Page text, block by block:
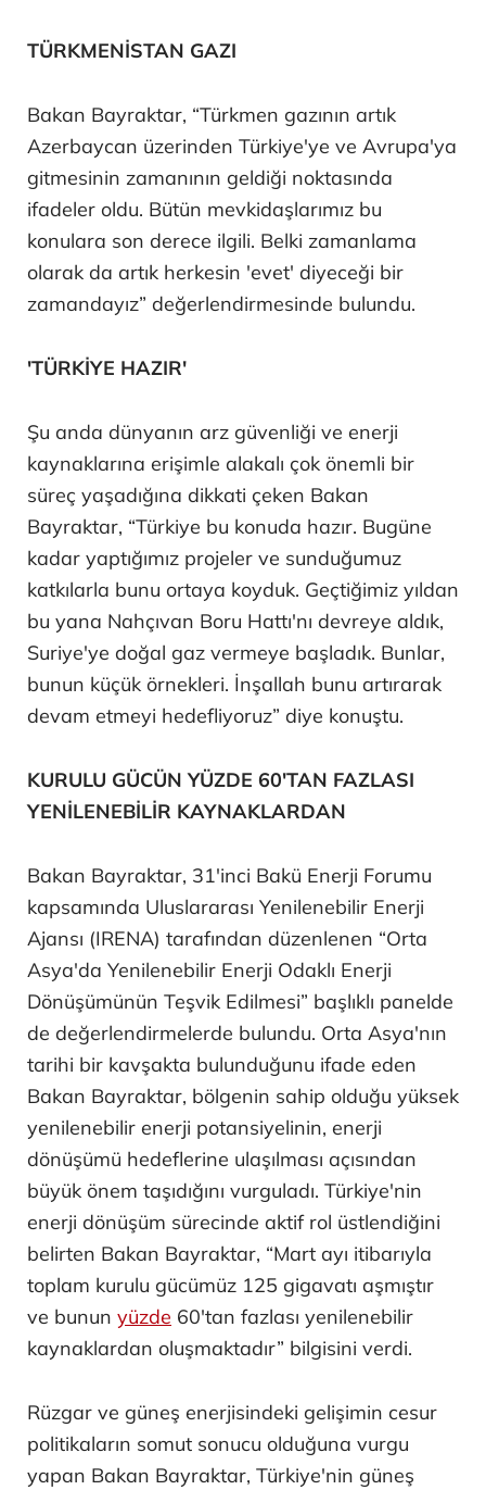
TÜRKMENİSTAN GAZI
Bakan Bayraktar, “Türkmen gazının artık
Azerbaycan üzerinden Türkiye'ye ve Avrupa'ya
gitmesinin zamanının geldiği noktasında
ifadeler oldu. Bütün mevkidaşlarımız bu
konulara son derece ilgili. Belki zamanlama
olarak da artık herkesin 'evet' diyeceği bir
zamandayız” değerlendirmesinde bulundu.
'TÜRKİYE HAZIR'
Şu anda dünyanın arz güvenliği ve enerji
kaynaklarına erişimle alakalı çok önemli bir
süreç yaşadığına dikkati çeken Bakan
Bayraktar, “Türkiye bu konuda hazır. Bugüne
kadar yaptığımız projeler ve sunduğumuz
katkılarla bunu ortaya koyduk. Geçtiğimiz yıldan
bu yana Nahçıvan Boru Hattı'nı devreye aldık,
Suriye'ye doğal gaz vermeye başladık. Bunlar,
bunun küçük örnekleri. İnşallah bunu artırarak
devam etmeyi hedefliyoruz” diye konuştu.
KURULU GÜCÜN YÜZDE 60'TAN FAZLASI
YENİLENEBİLİR KAYNAKLARDAN
Bakan Bayraktar, 31'inci Bakü Enerji Forumu
kapsamında Uluslararası Yenilenebilir Enerji
Ajansı (IRENA) tarafından düzenlenen “Orta
Asya'da Yenilenebilir Enerji Odaklı Enerji
Dönüşümünün Teşvik Edilmesi” başlıklı panelde
de değerlendirmelerde bulundu. Orta Asya'nın
tarihi bir kavşakta bulunduğunu ifade eden
Bakan Bayraktar, bölgenin sahip olduğu yüksek
yenilenebilir enerji potansiyelinin, enerji
dönüşümü hedeflerine ulaşılması açısından
büyük önem taşıdığını vurguladı. Türkiye'nin
enerji dönüşüm sürecinde aktif rol üstlendiğini
belirten Bakan Bayraktar, “Mart ayı itibarıyla
toplam kurulu gücümüz 125 gigavatı aşmıştır
ve bunun yüzde 60'tan fazlası yenilenebilir
kaynaklardan oluşmaktadır” bilgisini verdi.
Rüzgar ve güneş enerjisindeki gelişimin cesur
politikaların somut sonucu olduğuna vurgu
yapan Bakan Bayraktar, Türkiye'nin güneş